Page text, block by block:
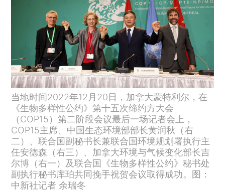
当地时间2022年12月20日，加拿大蒙特利尔，在
《生物多样性公约》第十五次缔约方大会
（COP15）第二阶段会议最后一场记者会上，
COP15主席、中国生态环境部部长黄润秋（右
二）、联合国副秘书长兼联合国环境规划署执行主
任安德森（右三）、加拿大环境与气候变化部长吉
尔博（右一）及联合国《生物多样性公约》秘书处
副执行秘书库珀共同挽手祝贺会议取得成功。图：
中新社记者 余瑞冬